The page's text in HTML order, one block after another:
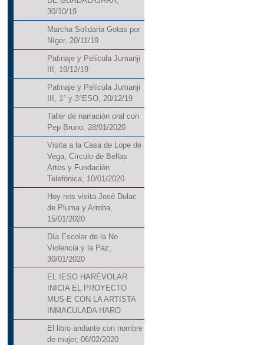
30/10/19
Marcha Solidaria Gotas por
Níger, 20/11/19
Patinaje y Película Jumanji
III, 19/12/19
Patinaje y Película Jumanji
III, 1° y 3°ESO, 20/12/19
Taller de narración oral con
Pep Bruno, 28/01/2020
Visita a la Casa de Lope de
Vega, Círculo de Bellas
Artes y Fundación
Telefónica, 10/01/2020
Hoy nos visita José Dulac
de Pluma y Arroba,
15/01/2020
Día Escolar de la No
Violencia y la Paz,
30/01/2020
EL IESO HARÉVOLAR
INICIA EL PROYECTO
MUS-E CON LA ARTISTA
INMACULADA HARO
El libro andante con nombre
de mujer, 06/02/2020